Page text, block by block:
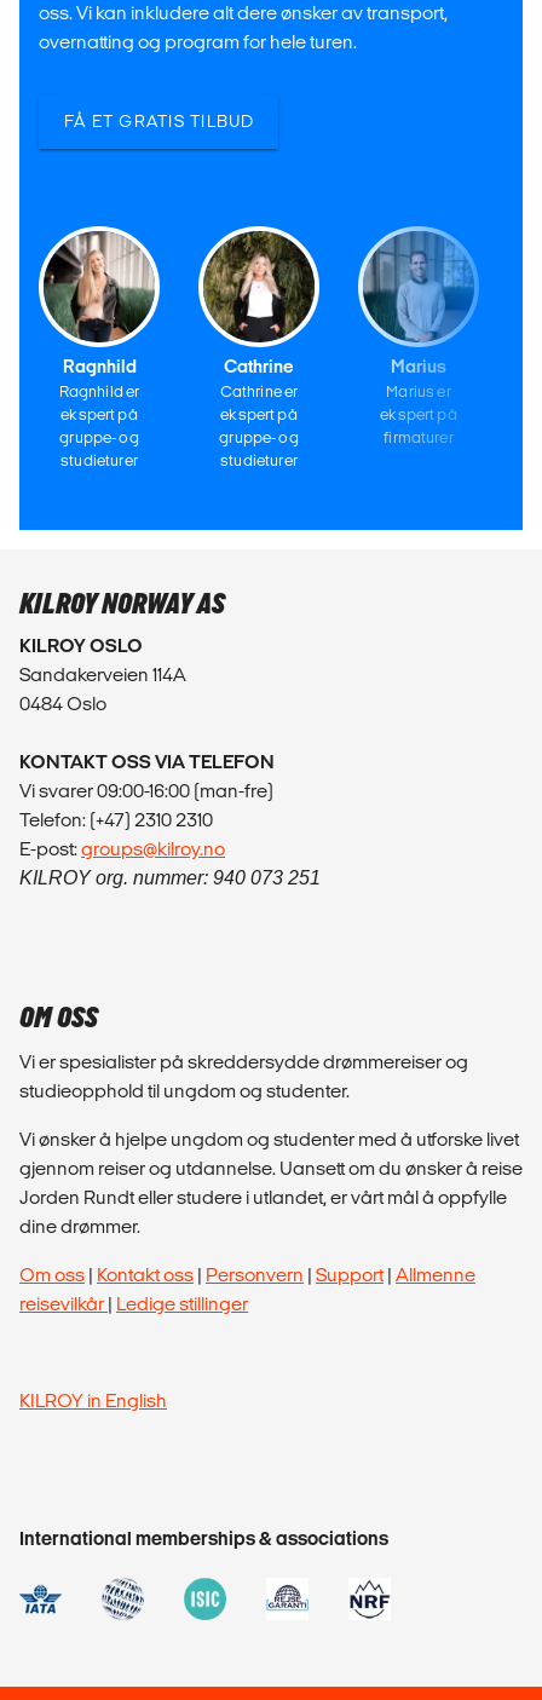
oss. Vi kan inkludere alt dere ønsker av transport,
overnatting og program for hele turen.
FÅ ET GRATIS TILBUD
Ragnhild
Ragnhild er
ekspert på
gruppe- og
studieturer
Cathrine
Cathrine er
ekspert på
gruppe- og
studieturer
Marius
Marius er
ekspert på
firmaturer
KILROY NORWAY AS
KILROY OSLO
Sandakerveien 114A
0484 Oslo
KONTAKT OSS VIA TELEFON
Vi svarer 09:00-16:00 (man-fre)
Telefon: (+47) 2310 2310
E-post:groups@kilroy.no
KILROY org. nummer: 940 073 251
OM OSS
Vi er spesialister på skreddersydde drømmereiser og
studieopphold til ungdom og studenter.
Vi ønsker å hjelpe ungdom og studenter med å utforske livet
gjennom reiser og utdannelse. Uansett om du ønsker å reise
Jorden Rundt eller studere i utlandet, er vårt mål å oppfylle
dine drømmer.
Om oss | Kontakt oss | Personvern | Support| Allmenne
reisevilkår | Ledige stillinger
KILROY in English
International memberships & associations